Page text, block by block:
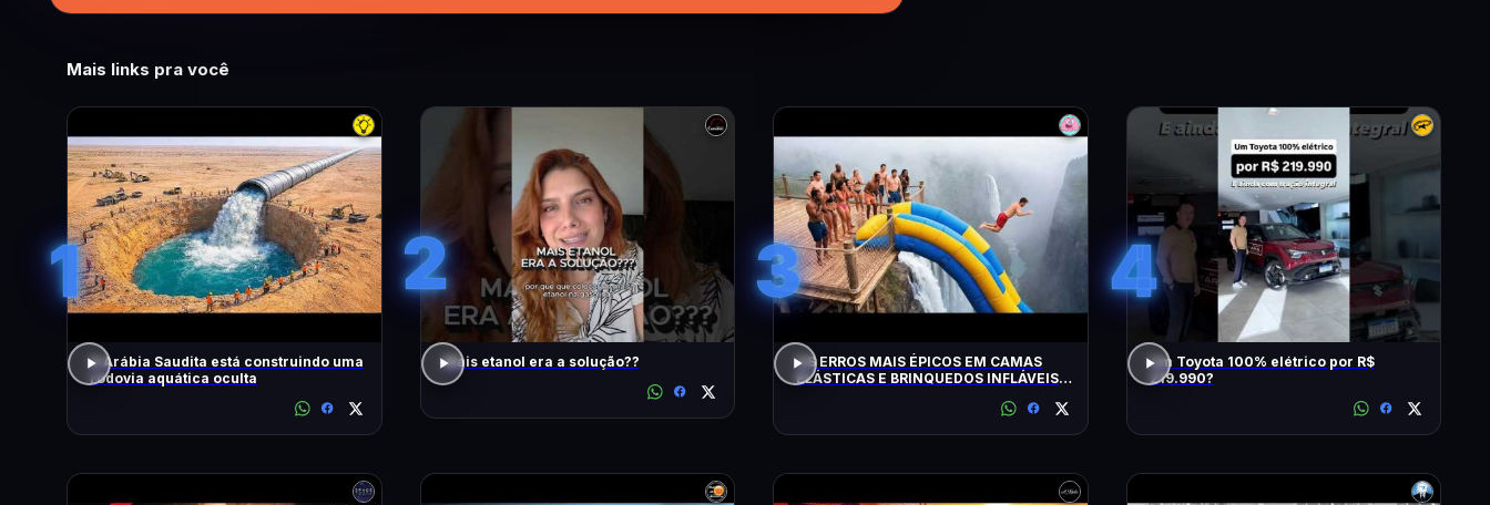
Mais links pra você
1
A Arábia Saudita está construindo uma
rodovia aquática oculta
2
Mais etanol era a solução??
3
OS ERROS MAIS ÉPICOS EM CAMAS
ELÁSTICAS E BRINQUEDOS INFLÁVEIS
4
Um Toyota 100% elétrico por R$
219.990?